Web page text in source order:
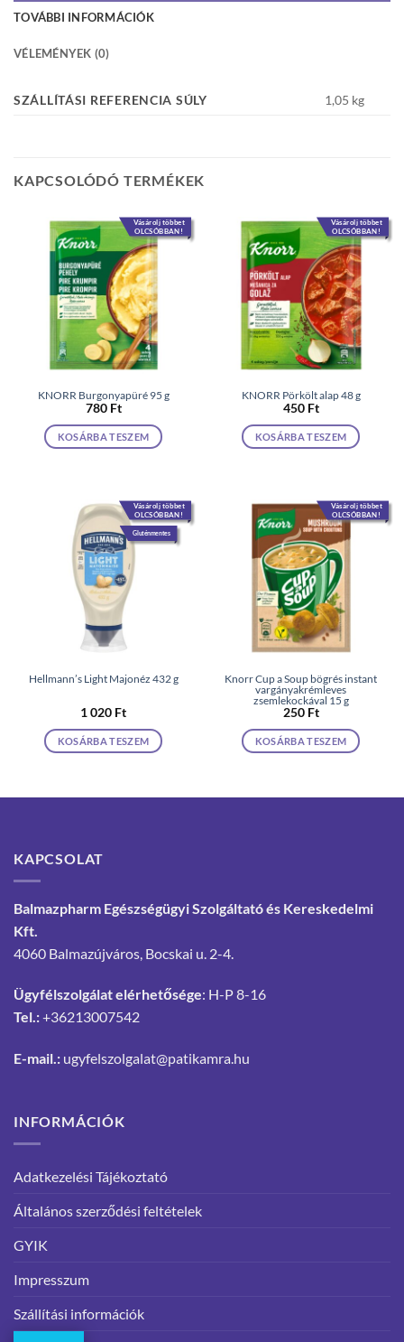
TOVÁBBI INFORMÁCIÓK
VÉLEMÉNYEK (0)
SZÁLLÍTÁSI REFERENCIA SÚLY 1,05 kg
KAPCSOLÓDÓ TERMÉKEK
Vásárolj többet
OLCSÓBBAN!
KNORR Burgonyapüré 95 g
780 Ft
KOSÁRBA TESZEM
Vásárolj többet
OLCSÓBBAN!
KNORR Pörkölt alap 48 g
450 Ft
KOSÁRBA TESZEM
Vásárolj többet
OLCSÓBBAN!
Gluténmentes
Hellmann’s Light Majonéz 432 g
1 020 Ft
KOSÁRBA TESZEM
Vásárolj többet
OLCSÓBBAN!
Knorr Cup a Soup bögrés instant
vargányakrémleves
zsemlekockával 15 g
250 Ft
KOSÁRBA TESZEM
KAPCSOLAT
Balmazpharm Egészségügyi Szolgáltató és Kereskedelmi
Kft.
4060 Balmazújváros, Bocskai u. 2-4.
Ügyfélszolgálat elérhetősége: H-P 8-16
Tel.:+36213007542
E-mail.: ugyfelszolgalat@patikamra.hu
INFORMÁCIÓK
Adatkezelési Tájékoztató
Általános szerződési feltételek
GYIK
Impresszum
Szállítási információk